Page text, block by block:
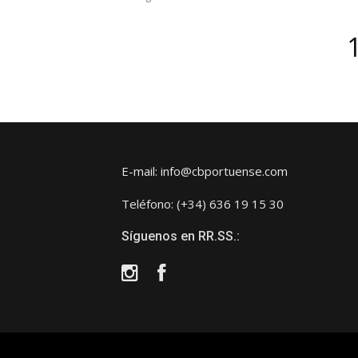
1
E-mail: info@cbportuense.com
Teléfono: (+34) 636 19 15 30
Síguenos en RR.SS.:
InstagramFacebook